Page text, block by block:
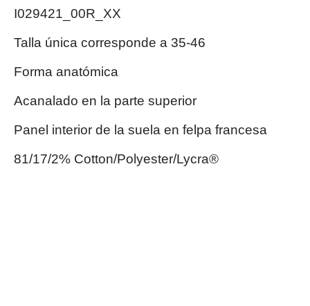
I029421_00R_XX
Talla única corresponde a 35-46
Forma anatómica
Acanalado en la parte superior
Panel interior de la suela en felpa francesa
81/17/2% Cotton/Polyester/Lycra®